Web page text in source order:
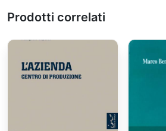
Prodotti correlati